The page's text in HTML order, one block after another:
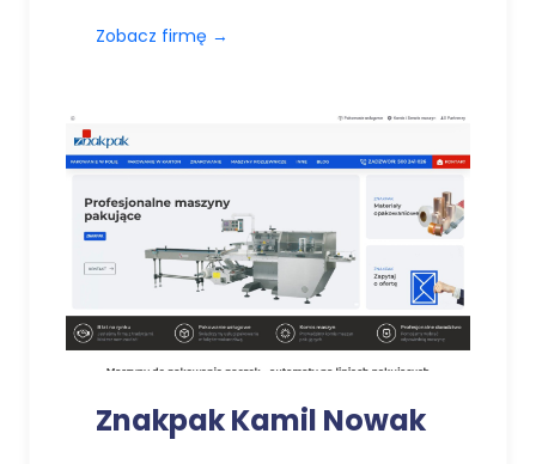
Zobacz firmę →
Znakpak Kamil Nowak